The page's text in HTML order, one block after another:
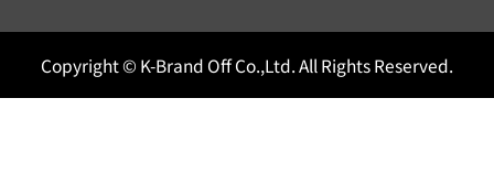
Copyright © K-Brand Off Co.,Ltd. All Rights Reserved.